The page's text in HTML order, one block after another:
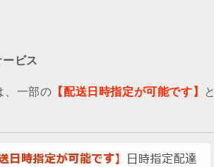
ービス
、一部の 【配送日時指定が可能です】